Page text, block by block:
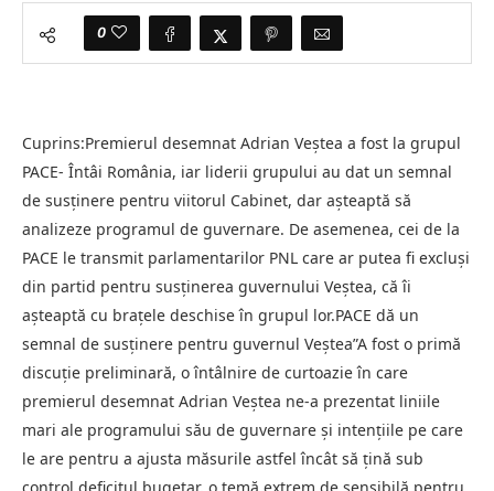
0
Cuprins:Premierul desemnat Adrian Veștea a fost la grupul
PACE- Întâi România, iar liderii grupului au dat un semnal
de susținere pentru viitorul Cabinet, dar așteaptă să
analizeze programul de guvernare. De asemenea, cei de la
PACE le transmit parlamentarilor PNL care ar putea fi excluși
din partid pentru susținerea guvernului Veștea, că îi
așteaptă cu brațele deschise în grupul lor.PACE dă un
semnal de susținere pentru guvernul Veștea”A fost o primă
discuție preliminară, o întâlnire de curtoazie în care
premierul desemnat Adrian Veștea ne-a prezentat liniile
mari ale programului său de guvernare și intențiile pe care
le are pentru a ajusta măsurile astfel încât să țină sub